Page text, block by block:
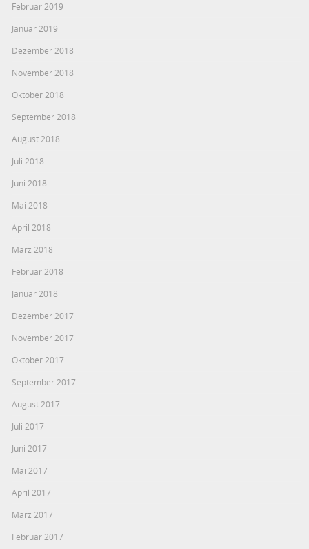
Februar 2019
Januar 2019
Dezember 2018
November 2018
Oktober 2018
September 2018
August 2018
Juli 2018
Juni 2018
Mai 2018
April 2018
März 2018
Februar 2018
Januar 2018
Dezember 2017
November 2017
Oktober 2017
September 2017
August 2017
Juli 2017
Juni 2017
Mai 2017
April 2017
März 2017
Februar 2017